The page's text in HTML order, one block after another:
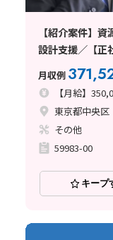
【紹介案件】
設計支援／【正
月収例
【月給】
東京都中央区
その他
59983-00
キープ